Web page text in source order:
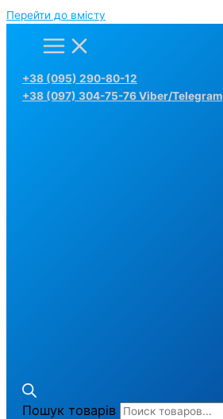
Перейти до вмісту
+38 (095) 290-80-12
+38 (097) 304-75-76 Viber/Telegram
Пошук товарів